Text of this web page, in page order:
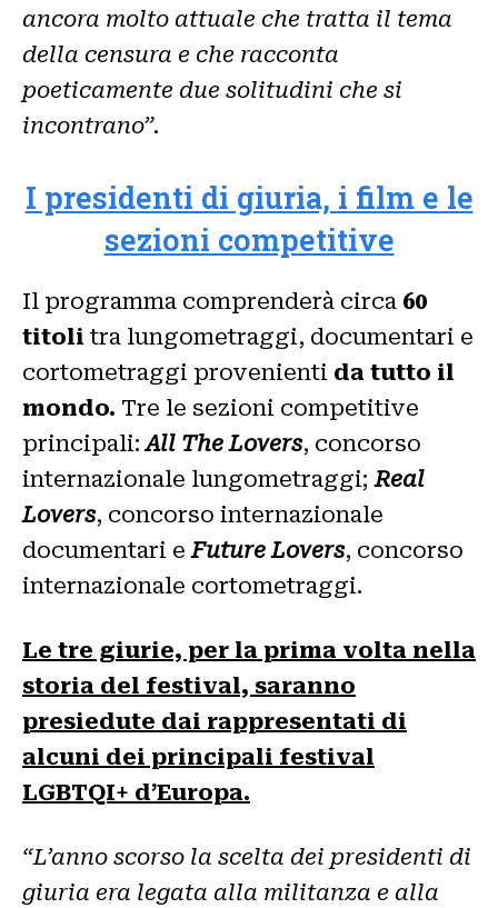
ancora molto attuale che tratta il tema
della censura e che racconta
poeticamente due solitudini che si
incontrano”.
I presidenti di giuria, i film e le
sezioni competitive
Il programma comprenderà circa 60
titoli tra lungometraggi, documentari e
cortometraggi provenienti da tutto il
mondo. Tre le sezioni competitive
principali:All The Lovers, concorso
internazionale lungometraggi;Real
Lovers, concorso internazionale
documentari eFuture Lovers, concorso
internazionale cortometraggi.
Le tre giurie, per la prima volta nella
storia del festival, saranno
presiedute dai rappresentati di
alcuni dei principali festival
LGBTQI+ d’Europa.
“L’anno scorso la scelta dei presidenti di
giuria era legata alla militanza e alla